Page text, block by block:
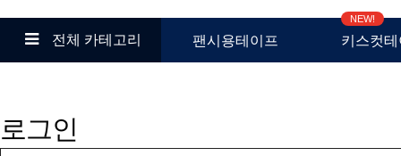
전체 카테고리 팬시용테이프
NEW!
키스컷
로그인